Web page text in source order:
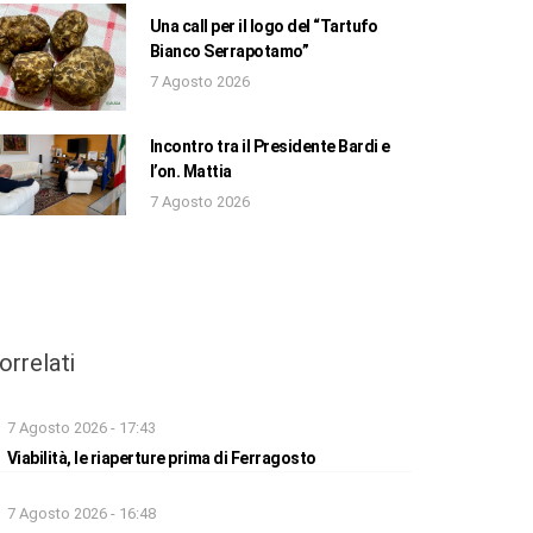
Una call per il logo del “Tartufo
Bianco Serrapotamo”
7 Agosto 2026
Incontro tra il Presidente Bardi e
l’on. Mattia
7 Agosto 2026
7 Agosto 2026 - 17:43
Viabilità, le riaperture prima di Ferragosto
7 Agosto 2026 - 16:48